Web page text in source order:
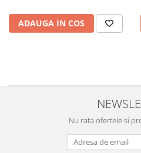
ADAUGA IN COS
Nu rata ofertele si